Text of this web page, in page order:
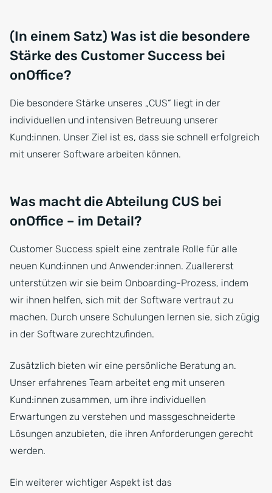
(In einem Satz) Was ist die besondere
Stärke des Customer Success bei
onOffice?
Die besondere Stärke unseres „CUS“ liegt in der
individuellen und intensiven Betreuung unserer
Kund:innen. Unser Ziel ist es, dass sie schnell erfolgreich
mit unserer Software arbeiten können.
Was macht die Abteilung CUS bei
onOffice – im Detail?
Customer Success spielt eine zentrale Rolle für alle
neuen Kund:innen und Anwender:innen. Zuallererst
unterstützen wir sie beim Onboarding-Prozess, indem
wir ihnen helfen, sich mit der Software vertraut zu
machen. Durch unsere Schulungen lernen sie, sich zügig
in der Software zurechtzufinden.
Zusätzlich bieten wir eine persönliche Beratung an.
Unser erfahrenes Team arbeitet eng mit unseren
Kund:innen zusammen, um ihre individuellen
Erwartungen zu verstehen und massgeschneiderte
Lösungen anzubieten, die ihren Anforderungen gerecht
werden.
Ein weiterer wichtiger Aspekt ist das